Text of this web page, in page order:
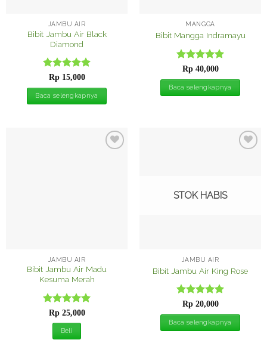
JAMBU AIR
Bibit Jambu Air Black
Diamond
Dinilai5
dari 5
Rp15,000
Baca selengkapnya
MANGGA
Bibit Mangga Indramayu
Dinilai5
dari 5
Rp40,000
Baca selengkapnya
JAMBU AIR
Bibit Jambu Air Madu
Kesuma Merah
Dinilai5
dari 5
Rp25,000
Beli
STOK HABIS
JAMBU AIR
Bibit Jambu Air King Rose
Dinilai5
dari 5
Rp20,000
Baca selengkapnya